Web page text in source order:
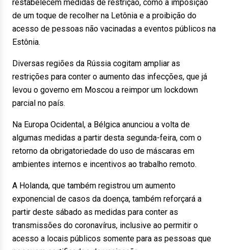
restabelecem medidas de restrição, como a imposição
de um toque de recolher na Letônia e a proibição do
acesso de pessoas não vacinadas a eventos públicos na
Estônia.
Diversas regiões da Rússia cogitam ampliar as
restrições para conter o aumento das infecções, que já
levou o governo em Moscou a reimpor um lockdown
parcial no país.
Na Europa Ocidental, a Bélgica anunciou a volta de
algumas medidas a partir desta segunda-feira, com o
retorno da obrigatoriedade do uso de máscaras em
ambientes internos e incentivos ao trabalho remoto.
A Holanda, que também registrou um aumento
exponencial de casos da doença, também reforçará a
partir deste sábado as medidas para conter as
transmissões do coronavírus, inclusive ao permitir o
acesso a locais públicos somente para as pessoas que